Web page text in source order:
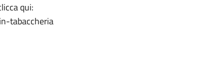
qui:
tabaccheria